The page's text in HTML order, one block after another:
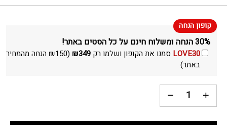
30% הנחה ומשלוח חינם על כל הסטים באתר!
LOVE30 סמנו את הקופון ושלמו רק ₪349
(
₪150
הנחה מהמחיר
באתר)